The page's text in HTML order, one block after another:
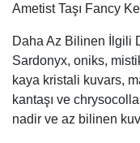
Ametist Taşı Fancy
Daha Az Bilinen İlgili
Sardonyx, oniks,
kaya kristali kuvars,
kantaşı ve
nadir ve az bilinen